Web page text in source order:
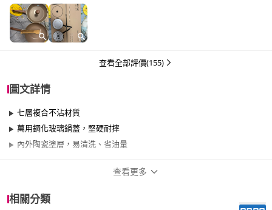
查看全部評價(155)
圖文詳情
七層複合不沾材質
萬用鋼化玻璃鍋蓋，堅硬耐摔
內外陶瓷塗層，易清洗、省油量
查看更多
相關分類